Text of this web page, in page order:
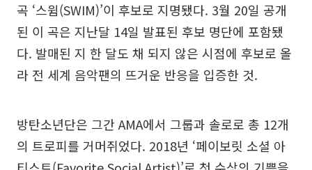
곡 ‘스윔(SWIM)’이 후보로 지명됐다. 3월 20일 공개
된 이 곡은 지난달 14일 발표된 후보 명단에 포함됐
다. 발매된 지 한 달도 채 되지 않은 시점에 후보로 올
라 전 세계 음악팬의 뜨거운 반응을 입증한 것.
방탄소년단은 그간 AMA에서 그룹과 솔로로 총 12개
의 트로피를 거머쥐었다. 2018년 ‘페이보릿 소셜 아